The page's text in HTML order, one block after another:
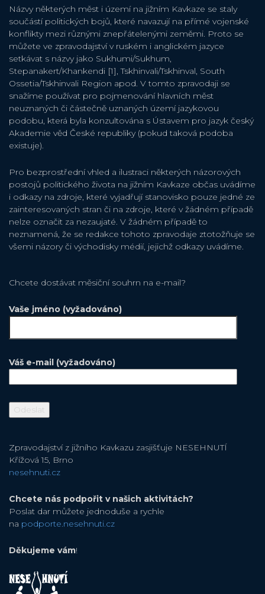
Názvy některých měst i území na jižním Kavkaze se staly
součástí politických bojů, které navazují na přímé vojenské
konflikty mezi různými znepřátelenými zeměmi. Proto se
můžete ve zpravodajství v ruském i anglickém jazyce
setkávat s názvy jako Sukhumi/Sukhum,
Stepanakert/Khankendi [1], Tskhinvali/Tskhinval, South
Ossetia/Tskhinvali Region apod. V tomto zpravodaji se
snažíme používat pro pojmenování hlavních měst
neuznaných či částečně uznaných území jazykovou
podobu, která byla konzultována s Ústavem pro jazyk český
Akademie věd České republiky (pokud taková podoba
existuje).
Pro bezprostřední vhled a ilustraci některých názorových
postojů politického života na jižním Kavkaze občas uvádíme
i odkazy na zdroje, které vyjadřují stanovisko pouze jedné ze
zainteresovaných stran či na zdroje, které v žádném případě
nelze označit za nezaujaté. V žádném případě to
neznamená, že se redakce tohoto zpravodaje ztotožňuje se
všemi názory či východisky médií, jejichž odkazy uvádíme.
Chcete dostávat měsiční souhrn na e-mail?
Vaše jméno (vyžadováno)
Váš e-mail (vyžadováno)
Zpravodajství z jižního Kavkazu zasjišťuje NESEHNUTÍ
Křížová 15, Brno
nesehnuti.cz
Chcete nás podpořit v našich aktivitách?
Poslat dar můžete jednoduše a rychle
na podporte.nesehnuti.cz
Děkujeme vám!